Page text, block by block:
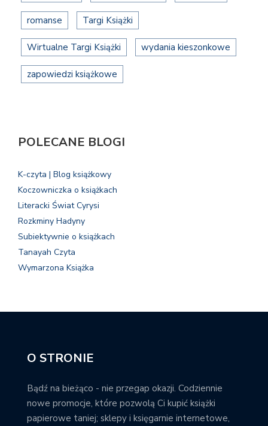
romanse Targi Książki
Wirtualne Targi Książki wydania kieszonkowe
zapowiedzi książkowe
POLECANE BLOGI
K-czyta | Blog książkowy
Koczowniczka o książkach
Literacki Świat Cyrysi
Rozkminy Hadyny
Subiektywnie o książkach
Tanayah Czyta
Wymarzona Książka
O STRONIE
Bądź na bieżąco - nie przegap okazji. Codziennie
nowe promocje, które pozwolą Ci kupić książki
papierowe taniej; sklepy i księgarnie internetowe,